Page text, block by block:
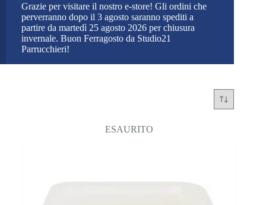
Grazie per visitare il nostro e-store! Gli ordini che
perverranno dopo il 3 agosto saranno spediti a
partire da martedì 25 agosto 2026 per chiusura
invernale. Buon Ferragosto da Studio21
Parrucchieri!
ESAURITO